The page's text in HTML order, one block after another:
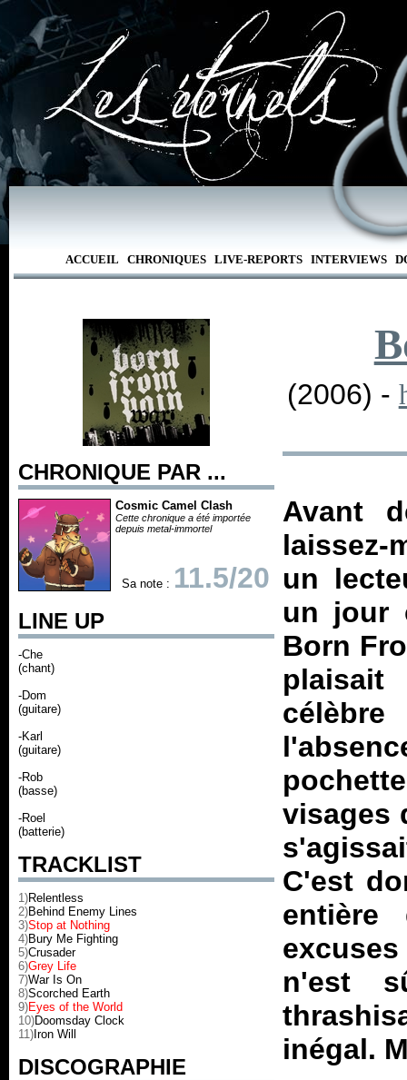
ACCUEIL CHRONIQUES LIVE-REPORTS INTERVIEWS
CHRONIQUE PAR ...
Cosmic Camel Clash
Cette chronique a été importée
depuis metal-immortel
Sa note : 11.5/20
LINE UP
-Che
(chant)
-Dom
(guitare)
-Karl
(guitare)
-Rob
(basse)
-Roel
(batterie)
TRACKLIST
1)Relentless
2)Behind Enemy Lines
3)Stop at Nothing
4)Bury Me Fighting
5)Crusader
6)Grey Life
7)War Is On
8)Scorched Earth
9)Eyes of the World
10)Doomsday Clock
11) Iron Will
DISCOGRAPHIE
(2006) -
Avant
un
un jour
Born
célèbre
visages
C'est
n'est
inégal.